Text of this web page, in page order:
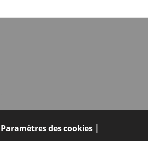
Paramètres des cookies